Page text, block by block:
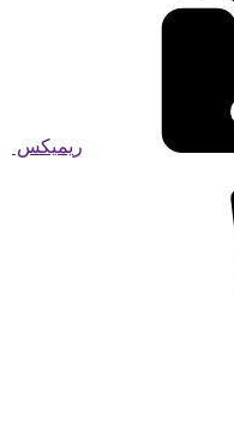
ریمیکس